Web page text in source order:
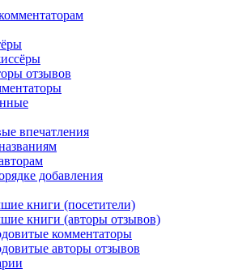
отзывов
впечатления
добавления
книги (посетители)
книги (авторы отзывов)
комментаторы
авторы отзывов